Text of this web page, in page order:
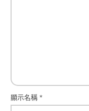
顯示名稱*